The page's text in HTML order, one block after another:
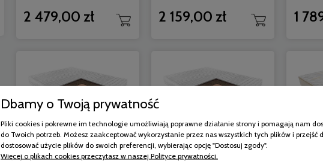
2 479,00 zł 2 159,00 zł 1
Dbamy o Twoją prywatność
Pliki cookies i pokrewne im technologie umożliwiają poprawne działanie strony i pomagają nam
do Twoich potrzeb. Możesz zaakceptować wykorzystanie przez nas wszystkich tych plików i przejść
dostosować użycie plików do swoich preferencji, wybierając opcję "Dostosuj zgody".
Więcej o plikach cookies przeczytasz w naszej Polityce prywatności.